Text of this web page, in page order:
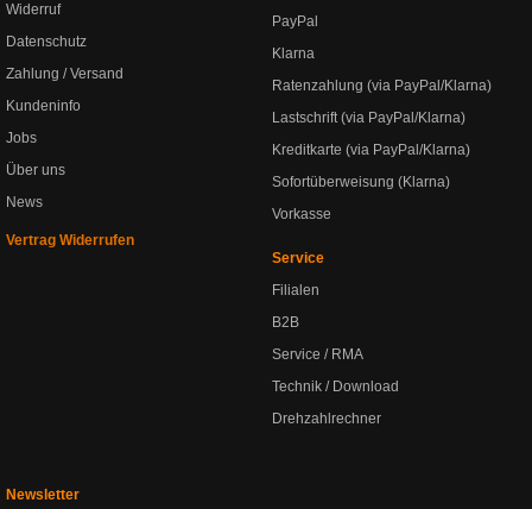
Widerruf
Datenschutz
Zahlung / Versand
Kundeninfo
Jobs
Über uns
News
Vertrag Widerrufen
PayPal
Klarna
Ratenzahlung (via PayPal/Klarna)
Lastschrift (via PayPal/Klarna)
Kreditkarte (via PayPal/Klarna)
Sofortüberweisung (Klarna)
Vorkasse
Service
Filialen
B2B
Service / RMA
Technik / Download
Drehzahlrechner
Newsletter